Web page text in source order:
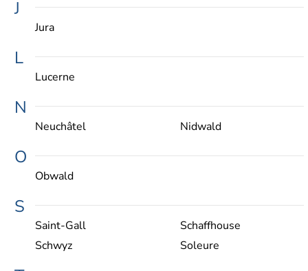
J
Jura
L
Lucerne
N
Neuchâtel Nidwald
O
Obwald
S
Saint-Gall
Schaffhouse
Schwyz
Soleure